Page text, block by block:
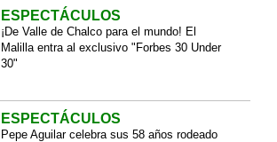
ESPECTÁCULOS
¡De Valle de Chalco para el mundo! El
Malilla entra al exclusivo "Forbes 30 Under
30"
ESPECTÁCULOS
Pepe Aguilar celebra sus 58 años rodeado